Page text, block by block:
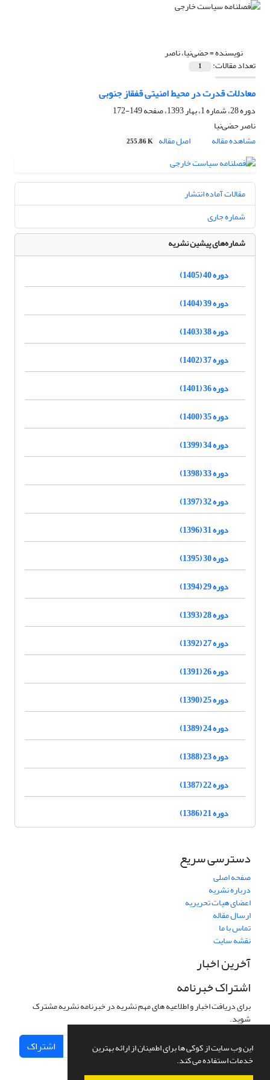
این وب سایت از کوکی ها برای اطمینان از ارائه بهترین
خدمات استفاده می کند.
نویسنده =حضی‌نیا، ناصر
تعداد مقالات: 1
معادلات قدرت در محیط امنیتی قفقاز جنوبی
دوره 28، شماره 1، بهار 1393، صفحه
149-172
ناصر حضی‌نیا
مشاهده مقاله
اصل مقاله 255.86 K
مقالات آماده انتشار
شماره جاری
شماره‌های پیشین نشریه
دوره 40 (1405)
دوره 39 (1404)
دوره 38 (1403)
دوره 37 (1402)
دوره 36 (1401)
دوره 35 (1400)
دوره 34 (1399)
دوره 33 (1398)
دوره 32 (1397)
دوره 31 (1396)
دوره 30 (1395)
دوره 29 (1394)
دوره 28 (1393)
دوره 27 (1392)
دوره 26 (1391)
دوره 25 (1390)
دوره 24 (1389)
دوره 23 (1388)
دوره 22 (1387)
دوره 21 (1386)
دسترسی سریع
صفحه اصلی
درباره نشریه
اعضای هیات تحریریه
ارسال مقاله
تماس با ما
نقشه سایت
آخرین اخبار
اشتراک خبرنامه
برای دریافت اخبار و اطلاعیه های مهم نشریه در خبرنامه نشریه مشترک
شوید.
اشتراک